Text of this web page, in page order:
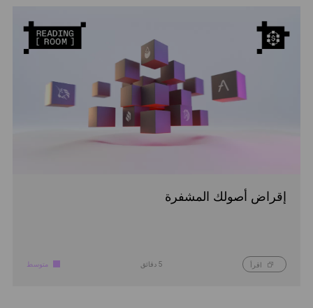
إقراض أصولك المشفرة
اقرأ 5 دقائق متوسط